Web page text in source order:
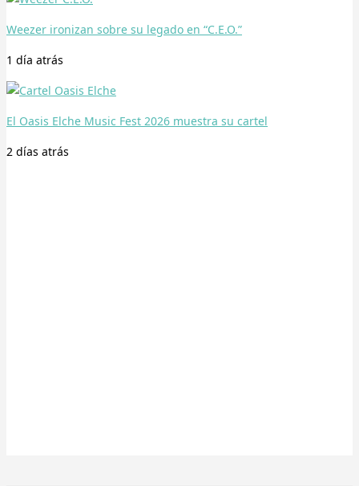
Weezer ironizan sobre su legado en “C.E.O.”
1 día atrás
El Oasis Elche Music Fest 2026 muestra su cartel
2 días atrás